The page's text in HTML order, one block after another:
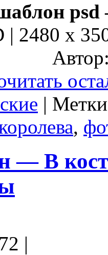
psd
| 2480 x
|
,
— В
|